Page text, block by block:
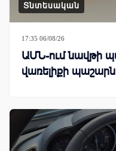
Տնտեսական
17:35 06/08/26
ԱՄՆ-ում նավթի
վառելիքի